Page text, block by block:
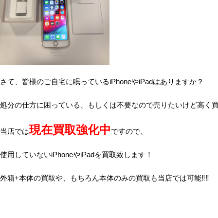
さて、皆様のご自宅に眠っているiPhoneやiPadはありますか？
処分の仕方に困っている、もしくは不要なので売りたいけど高く
当店では現在買取強化中ですので、
使用していないiPhoneやiPadを買取致します！
外箱+本体の買取や、もちろん本体のみの買取も当店では可能‼‼